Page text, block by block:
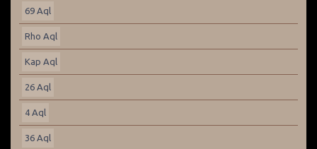
69 Aql
Rho Aql
Kap Aql
26 Aql
4 Aql
36 Aql